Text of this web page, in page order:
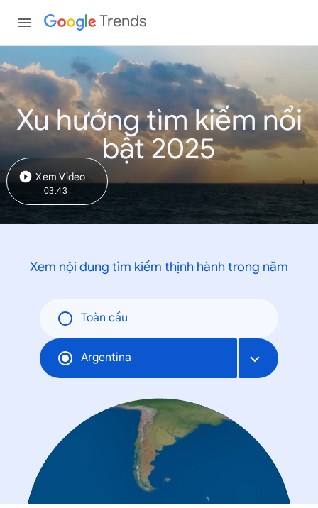
Trends
Xu hướng tìm kiếm nổi
bật 2025
Xem Video
03:43
Xem nội dung tìm kiếm thịnh hành trong năm
Toàn cầu
Argentina